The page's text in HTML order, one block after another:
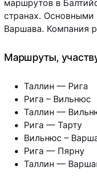
маршрутов в
странах. Основными
Варшава. Компания
Маршруты,
Таллин — Рига
Рига – Вильнюс
Таллин —
Рига — Тарту
Вильнюс –
Рига — Пярну
Таллин —